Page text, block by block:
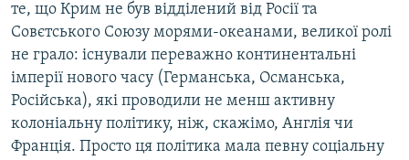
те, що Крим не був відділений від Росії та
Совєтського Союзу морями-океанами, великої ролі
не грало: існували переважно континентальні
імперії нового часу (Германська, Османська,
Російська), які проводили не менш активну
колоніальну політику, ніж, скажімо, Англія чи
Франція. Просто ця політика мала певну соціальну